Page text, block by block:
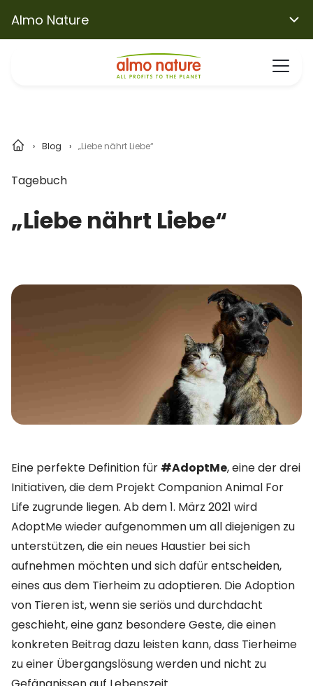
Almo Nature
Blog „Liebe nährt Liebe“
Tagebuch
„Liebe nährt Liebe“
Eine perfekte Definition für #AdoptMe, eine der drei
Initiativen, die dem Projekt Companion Animal For
Life zugrunde liegen. Ab dem 1. März 2021 wird
AdoptMe wieder aufgenommen um all diejenigen zu
unterstützen, die ein neues Haustier bei sich
aufnehmen möchten und sich dafür entscheiden,
eines aus dem Tierheim zu adoptieren. Die Adoption
von Tieren ist, wenn sie seriös und durchdacht
geschieht, eine ganz besondere Geste, die einen
konkreten Beitrag dazu leisten kann, dass Tierheime
zu einer Übergangslösung werden und nicht zu